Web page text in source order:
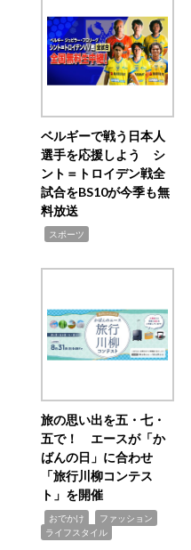
ベルギーで戦う日本人
選手を応援しよう シ
ント＝トロイデン戦全
試合をBS10が今季も無
料放送
スポーツ
旅の思い出を五・七・
五で！ エースが「か
ばんの日」に合わせ
「旅行川柳コンテス
ト」を開催
おでかけ ファッション
ライフスタイル